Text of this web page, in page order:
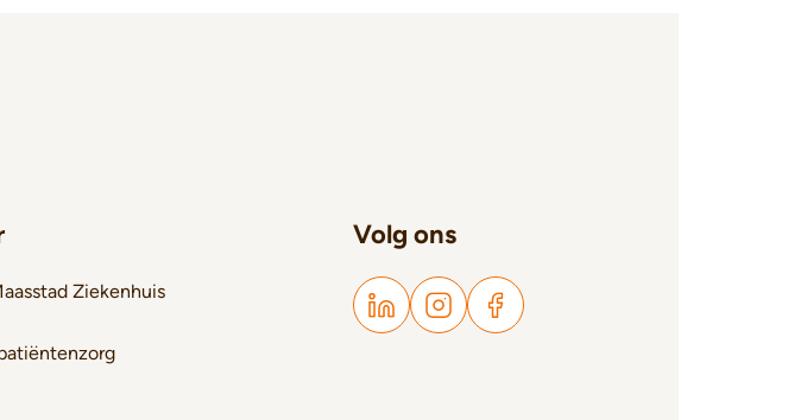
Ziekenhuis
Volg ons